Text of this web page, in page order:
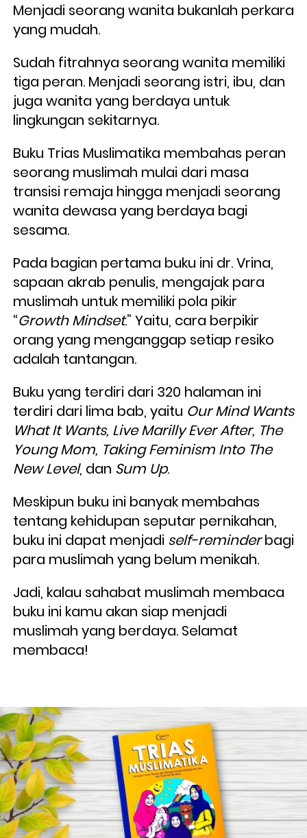
Menjadi seorang wanita bukanlah perkara
yang mudah.
Sudah fitrahnya seorang wanita memiliki
tiga peran. Menjadi seorang istri, ibu, dan
juga wanita yang berdaya untuk
lingkungan sekitarnya.
Buku Trias Muslimatika membahas peran
seorang muslimah mulai dari masa
transisi remaja hingga menjadi seorang
wanita dewasa yang berdaya bagi
sesama.
Pada bagian pertama buku ini dr. Vrina,
sapaan akrab penulis, mengajak para
muslimah untuk memiliki pola pikir
“Growth Mindset.” Yaitu, cara berpikir
orang yang menganggap setiap resiko
adalah tantangan.
Buku yang terdiri dari 320 halaman ini
terdiri dari lima bab, yaitu Our Mind Wants
What It Wants, Live Marilly Ever After, The
Young Mom, Taking Feminism Into The
New Level, dan Sum Up.
Meskipun buku ini banyak membahas
tentang kehidupan seputar pernikahan,
buku ini dapat menjadi self-reminder bagi
para muslimah yang belum menikah.
Jadi, kalau sahabat muslimah membaca
buku ini kamu akan siap menjadi
muslimah yang berdaya. Selamat
membaca!